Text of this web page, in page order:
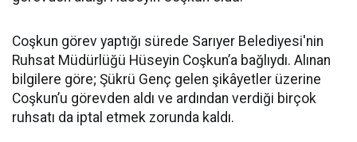
Coşkun görev yaptığı sürede Sarıyer Belediyesi'nin
Ruhsat Müdürlüğü Hüseyin Coşkun’a bağlıydı. Alınan
bilgilere göre; Şükrü Genç gelen şikâyetler üzerine
Coşkun’u görevden aldı ve ardından verdiği birçok
ruhsatı da iptal etmek zorunda kaldı.